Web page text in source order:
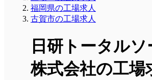
福岡県の工場求人
古賀市の工場求人
日研トータル
株式会社の工場